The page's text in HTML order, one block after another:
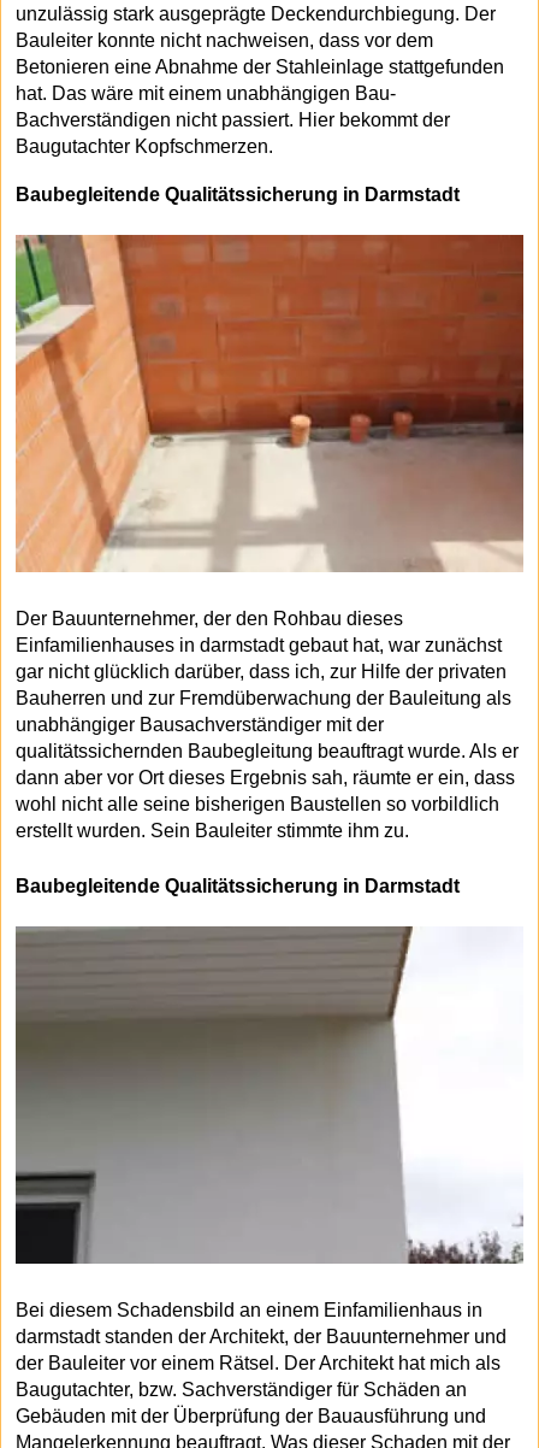
unzulässig stark ausgeprägte Deckendurchbiegung. Der
Bauleiter konnte nicht nachweisen, dass vor dem
Betonieren eine Abnahme der Stahleinlage stattgefunden
hat. Das wäre mit einem unabhängigen Bau-
Bachverständigen nicht passiert. Hier bekommt der
Baugutachter Kopfschmerzen.
Baubegleitende Qualitätssicherung in Darmstadt
Der Bauunternehmer, der den Rohbau dieses
Einfamilienhauses in darmstadt gebaut hat, war zunächst
gar nicht glücklich darüber, dass ich, zur Hilfe der privaten
Bauherren und zur Fremdüberwachung der Bauleitung als
unabhängiger Bausachverständiger mit der
qualitätssichernden Baubegleitung beauftragt wurde. Als er
dann aber vor Ort dieses Ergebnis sah, räumte er ein, dass
wohl nicht alle seine bisherigen Baustellen so vorbildlich
erstellt wurden. Sein Bauleiter stimmte ihm zu.
Baubegleitende Qualitätssicherung in Darmstadt
Bei diesem Schadensbild an einem Einfamilienhaus in
darmstadt standen der Architekt, der Bauunternehmer und
der Bauleiter vor einem Rätsel. Der Architekt hat mich als
Baugutachter, bzw. Sachverständiger für Schäden an
Gebäuden mit der Überprüfung der Bauausführung und
Mangelerkennung beauftragt. Was dieser Schaden mit der